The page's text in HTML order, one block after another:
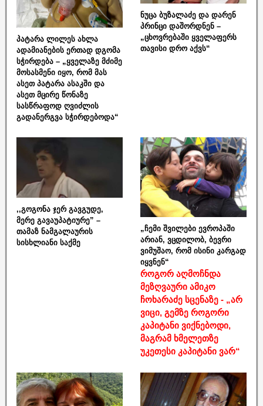
პატარა ლილეს ახლა
ადამიანების ერთად დგომა
სჭირდება – „ყველაზე მძიმე
მოსასმენი იყო, რომ მას
ასეთ პატარა ასაკში და
ასეთ მცირე წონაზე
სასწრაფოდ ღვიძლის
გადანერგვა სჭირდებოდა“
ნუცა ბუზალაძე და დარენ
პრინცი დაშორდნენ –
„ცხოვრებაში ყველაფერს
თავისი დრო აქვს“
,,გოგონა ჯერ გავგუდე,
მერე გავაუპატიურე” –
თამაზ ნამგალაურის
სისხლიანი საქმე
„ჩემი შვილები ევროპაში
არიან, ვცდილობ, ბევრი
ვიმუშაო, რომ ისინი კარგად
იყვნენ“
როგორ აღმოჩნდა
მეზღვაური ამიკო
ჩოხარაძე სცენაზე - „არ
ვიცი, გემზე როგორი
კაპიტანი ვიქნებოდი,
მაგრამ ხმელეთზე
უკეთესი კაპიტანი ვარ“